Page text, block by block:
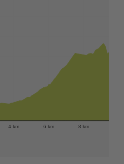
4 km 6 km 8 km